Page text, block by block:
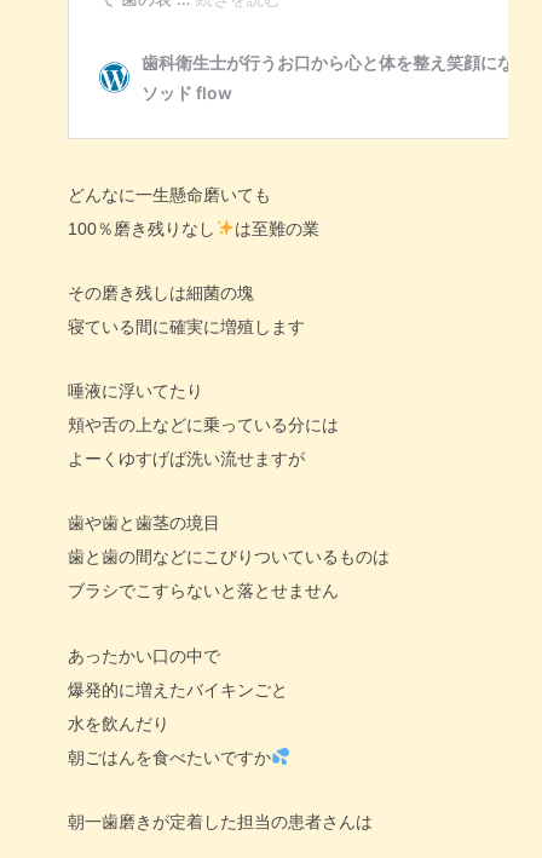
どんなに一生懸命磨いても
100％磨き残りなし
は至難の業
その磨き残しは細菌の塊
寝ている間に確実に増殖します
唾液に浮いてたり
頬や舌の上などに乗っている分には
よーくゆすげば洗い流せますが
歯や歯と歯茎の境目
歯と歯の間などにこびりついているものは
ブラシでこすらないと落とせません
あったかい口の中で
爆発的に増えたバイキンごと
水を飲んだり
朝ごはんを食べたいですか
朝一歯磨きが定着した担当の患者さんは